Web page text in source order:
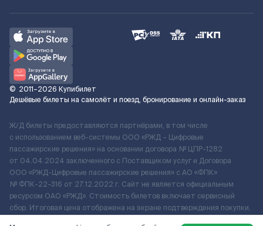
© 2011–2026 Купибилет
Дешёвые билеты на самолёт и поезд, бронирование и онлайн-заказ
Ж/Д билеты предоставляются партнёрами, в том числе
с использованием веб-системы ООО «РЖД – Цифровые
пассажирские решения» на основании договора № ЦПР-1282
от 04.04.2024 заключенного с Поставщиком услуг и Договора
ООО «РЖД-Цифровые пассажирские решения» c АО «ФПК»
№ ФПК-22-316 от 27.12.2022 г. Сайт не является официальным
ресурсом ОАО «РЖД». Стоимость билетов включает сервисный
сбор. Итоговая цена отображена на экране подтверждения покупки.